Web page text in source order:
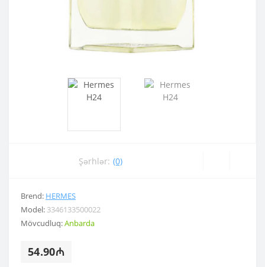
Şərhlər: (0)
Brend: HERMES
Model: 3346133500022
Mövcudluq:Anbarda
54.90₼